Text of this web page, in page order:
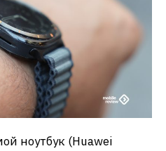
ноутбук (Huawei